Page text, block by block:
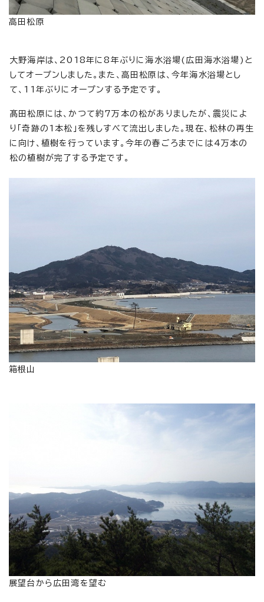
高田松原
大野海岸は、2018年に8年ぶりに海水浴場(広田海水浴場)と
してオープンしました。また、高田松原は、今年海水浴場とし
て、11年ぶりにオープンする予定です。
髙田松原には、かつて約7万本の松がありましたが、震災によ
り「奇跡の1本松」を残しすべて流出しました。現在、松林の再生
に向け、植樹を行っています。今年の春ごろまでには4万本の
松の植樹が完了する予定です。
箱根山
展望台から広田湾を望む